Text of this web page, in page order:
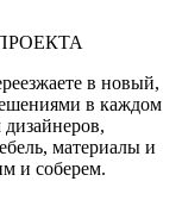
в новый,
в каждом
материалы и
и соберем.